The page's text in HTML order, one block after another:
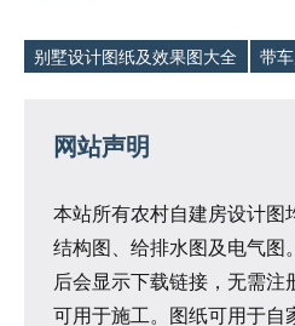
Tags
别墅设计图纸及效果图大全 带
网站声明
本站所有农村自建房设计图
结构图、给排水图及电气图
后会显示下载链接，无需注
可用于施工。图纸可用于自